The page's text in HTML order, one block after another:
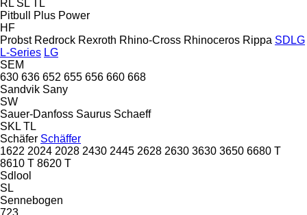
RL SL TL
Pitbull
Plus Power
HF
Probst Redrock Rexroth Rhino-Cross Rhinoceros Rippa SDLG
L-Series LG
SEM
630 636 652 655 656 660 668
Sandvik Sany
SW
Sauer-Danfoss Saurus Schaeff
SKL TL
Schäfer Schäffer
1622 2024 2028 2430 2445 2628 2630 3630 3650 6680 T
8610 T 8620 T
Sdlool
SL
Sennebogen
723